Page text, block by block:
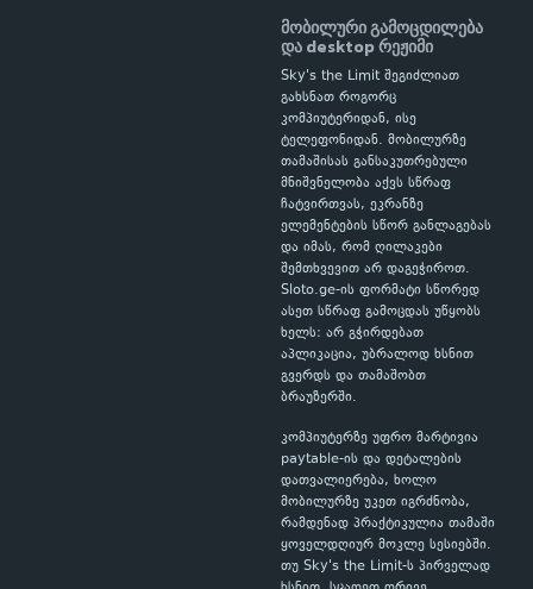
მობილური გამოცდილება
და desktop რეჟიმი
Sky's the Limit შეგიძლიათ
გახსნათ როგორც
კომპიუტერიდან, ისე
ტელეფონიდან. მობილურზე
თამაშისას განსაკუთრებული
მნიშვნელობა აქვს სწრაფ
ჩატვირთვას, ეკრანზე
ელემენტების სწორ განლაგებას
და იმას, რომ ღილაკები
შემთხვევით არ დაგეჭიროთ.
Sloto.ge-ის ფორმატი სწორედ
ასეთ სწრაფ გამოცდას უწყობს
ხელს: არ გჭირდებათ
აპლიკაცია, უბრალოდ ხსნით
გვერდს და თამაშობთ
ბრაუზერში.
კომპიუტერზე უფრო მარტივია
paytable-ის და დეტალების
დათვალიერება, ხოლო
მობილურზე უკეთ იგრძნობა,
რამდენად პრაქტიკულია თამაში
ყოველდღიურ მოკლე სესიებში.
თუ Sky's the Limit-ს პირველად